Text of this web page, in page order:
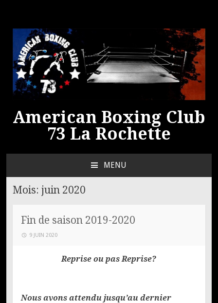
American Boxing Club
73 La Rochette
MENU
CONTENU
Mois: juin 2020
Fin de saison 2019-2020
9 JUIN 2020
Reprise ou pas Reprise?
Nous avons attendu jusqu’au dernier